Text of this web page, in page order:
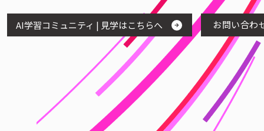
AI学習コミュニティ | 見学はこちらへ お問い合わ